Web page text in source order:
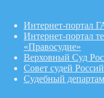
Интернет-портал
Интернет-портал
«Правосудие»
Верховный Суд
Совет судей
Судебный